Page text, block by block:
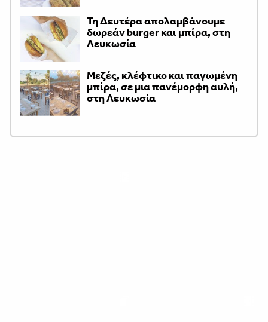
Τη Δευτέρα απολαμβάνουμε
δωρεάν burger και μπίρα, στη
Λευκωσία
Μεζές, κλέφτικο και παγωμένη
μπίρα, σε μια πανέμορφη αυλή,
στη Λευκωσία